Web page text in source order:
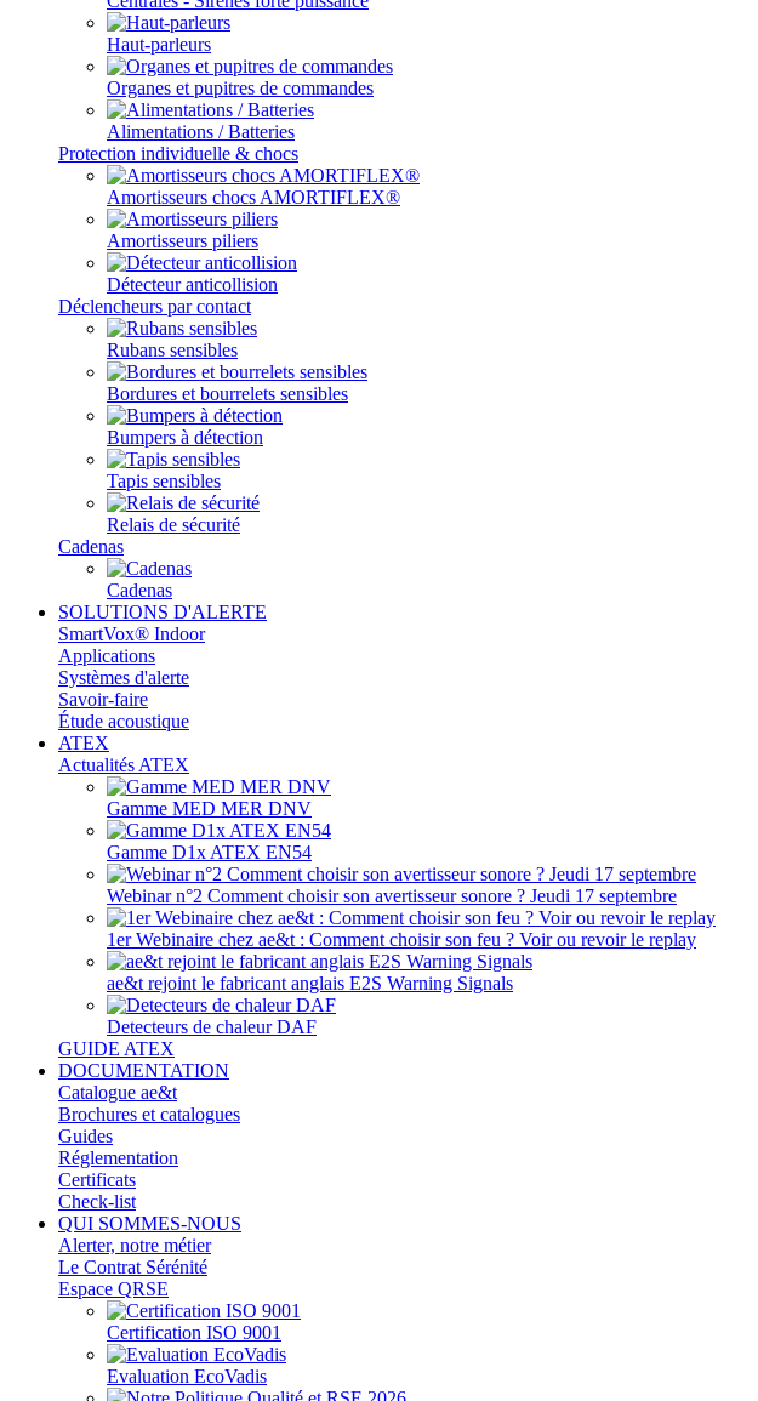
Haut-parleurs
Organes et pupitres de commandes
Alimentations / Batteries
Protection individuelle & chocs
Amortisseurs chocs AMORTIFLEX®
Amortisseurs piliers
Détecteur anticollision
Déclencheurs par contact
Rubans sensibles
Bordures et bourrelets sensibles
Bumpers à détection
Tapis sensibles
Relais de sécurité
Cadenas
Cadenas
SOLUTIONS D'ALERTE
SmartVox® Indoor
Applications
Systèmes d'alerte
Savoir-faire
Étude acoustique
ATEX
Actualités ATEX
Gamme MED MER DNV
Gamme D1x ATEX EN54
Webinar n°2 Comment choisir son avertisseur sonore ? Jeudi 17 septembre
1er Webinaire chez ae&t : Comment choisir son feu ? Voir ou revoir le replay
ae&t rejoint le fabricant anglais E2S Warning Signals
Detecteurs de chaleur DAF
GUIDE ATEX
DOCUMENTATION
Catalogue ae&t
Brochures et catalogues
Guides
Réglementation
Certificats
Check-list
QUI SOMMES-NOUS
Alerter, notre métier
Le Contrat Sérénité
Espace QRSE
Certification ISO 9001
Evaluation EcoVadis